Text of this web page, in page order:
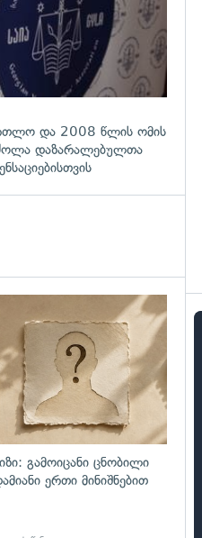
და 2008 წლის ომის
დაზარალებულთა
გამოიცანი ცნობილი
ერთი მინიშნებით